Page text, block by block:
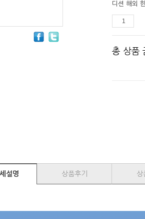
디션 해외
총 상품
설명 상품후기 상